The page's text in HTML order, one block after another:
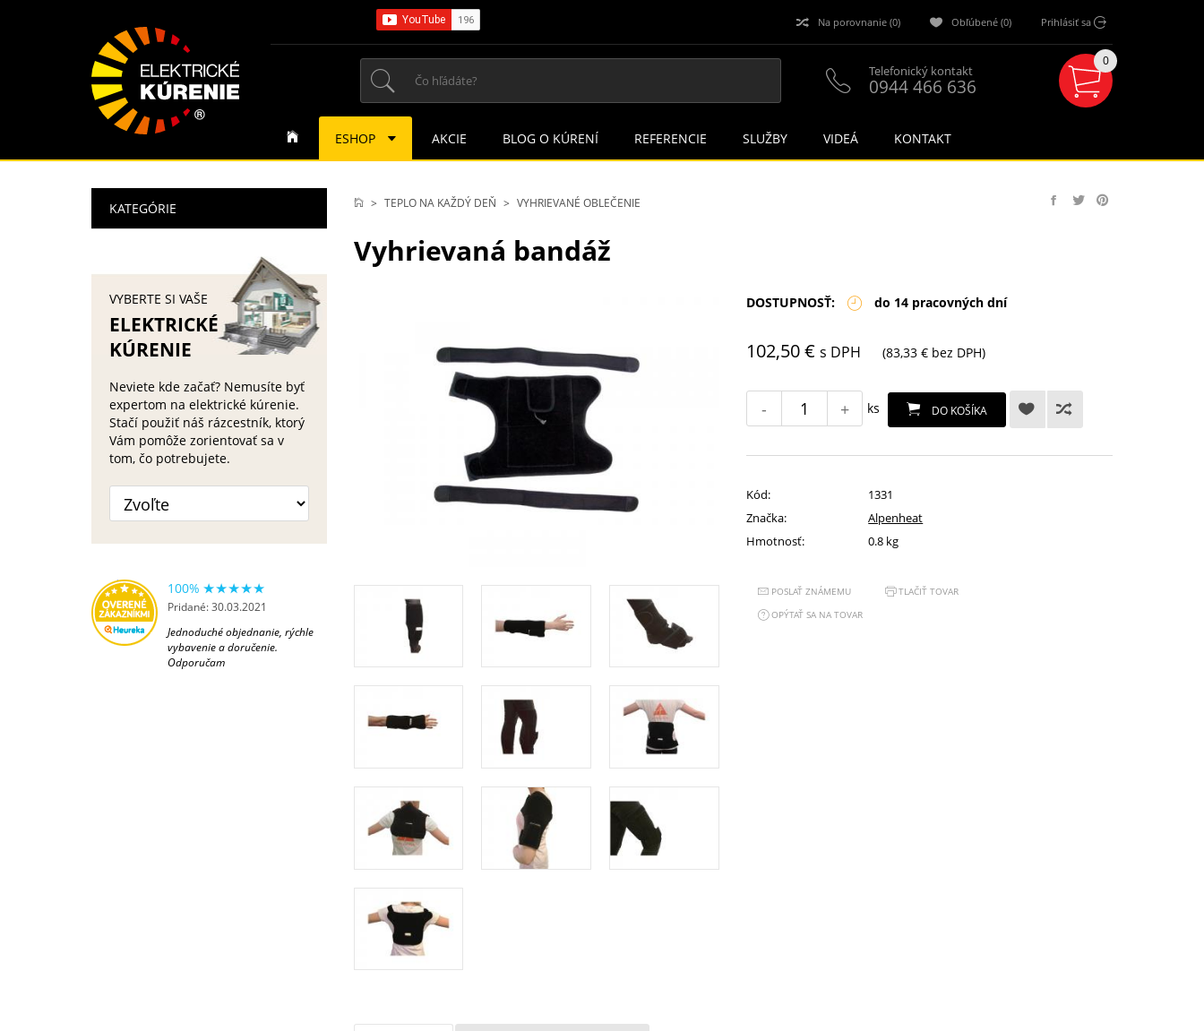
TEPLO NA KAŽDÝ DEŇ VYHRIEVANÉ OBLEČENIE
Vyhrievaná bandáž
DOSTUPNOSŤ: do 14 pracovných dní
102,50 €s DPH (83,33 € bez DPH)
- + ks DO KOŠÍKA
Kód:
1331
Značka:
Alpenheat
Hmotnosť:
0.8 kg
POSLAŤ ZNÁMEMU
TLAČIŤ TOVAR
OPÝTAŤ SA NA TOVAR
KATEGÓRIE
VYBERTE SI VAŠE
ELEKTRICKÉ
KÚRENIE
Neviete kde začať? Nemusíte byť
expertom na elektrické kúrenie.
Stačí použiť náš rázcestník, ktorý
Vám pomôže zorientovať sa v
tom, čo potrebujete.
100%
Pridané: 30.03.2021
Jednoduché objednanie, rýchle
vybavenie a doručenie.
Odporučam
Na porovnanie (0) Obľúbené (0) Prihlásiť sa
Telefonický kontakt
0944 466 636
0
ESHOP AKCIE BLOG O KÚRENÍ REFERENCIE SLUŽBY VIDEÁ KONTAKT